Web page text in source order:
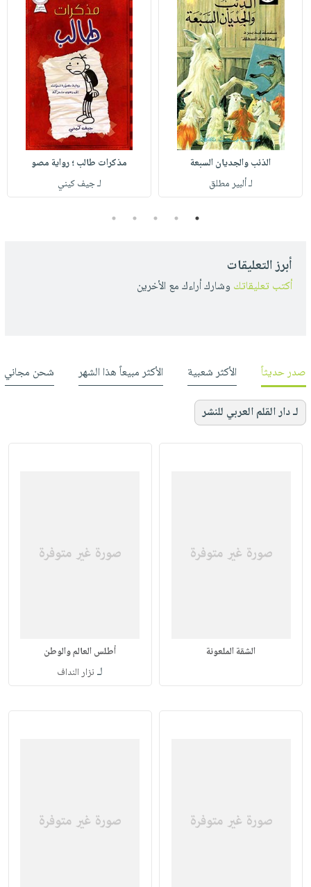
الذئب والجديان السبعة
لـ ألبير مطلق
مذكرات طالب ؛ رواية مصو
لـ جيف كيني
1
2
3
4
5
أبرز التعليقات
أكتب تعليقاتك وشارك أراءك مع الأخرين
صدر حديثاً الأكثر شعبية الأكثر مبيعاً هذا الشهر شحن مجاني
لـ دار القلم العربي للنشر
الشقة الملعونة أطلس العالم والوطن
لـ نزار النداف